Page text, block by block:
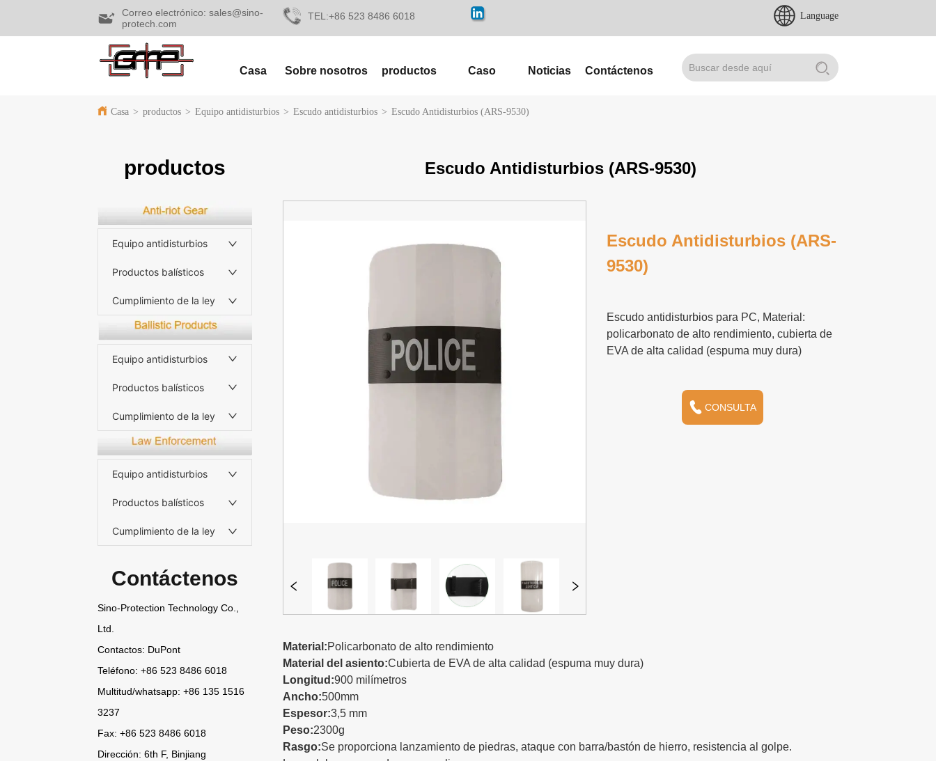
Correo electrónico: sales@sino-
protech.com
TEL:+86 523 8486 6018 Language
Casa Sobre nosotros productos Caso Noticias Contáctenos
Casa > productos > Equipo antidisturbios > Escudo antidisturbios > Escudo Antidisturbios (ARS-9530)
productos Escudo Antidisturbios (ARS-9530)
Equipo antidisturbios
Productos balísticos
Cumplimiento de la ley
Equipo antidisturbios
Productos balísticos
Cumplimiento de la ley
Equipo antidisturbios
Productos balísticos
Cumplimiento de la ley
Contáctenos
Sino-Protection Technology Co.,
Ltd.
Contactos: DuPont
Teléfono: +86 523 8486 6018
Multitud/whatsapp: +86 135 1516
3237
Fax: +86 523 8486 6018
Dirección: 6th F, Binjiang
Escudo Antidisturbios (ARS-
9530)
CONSULTA